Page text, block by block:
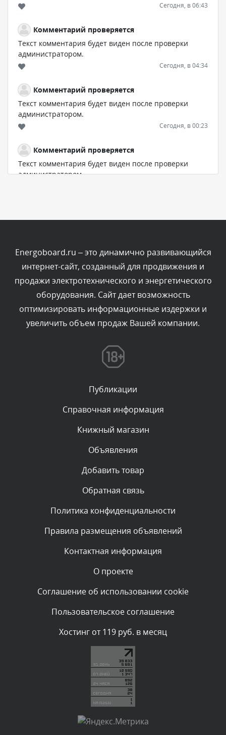
Сегодня, в 06:43
Комментарий проверяется
Текст комментария будет виден после проверки
администратором.
Сегодня, в 04:34
Комментарий проверяется
Текст комментария будет виден после проверки
администратором.
Сегодня, в 00:23
Комментарий проверяется
Текст комментария будет виден после проверки
администратором.
Комментарий проверяется
Текст комментария будет виден после проверки
администратором.
Вчера, в 20:07
Комментарий проверяется
Текст комментария будет виден после проверки
Комментарий проверяется
Текст комментария будет виден после проверки
администратором.
Комментарий проверяется
администратором.
Комментарий проверяется
администратором.
Комментарий проверяется
администратором.
Комментарий проверяется
Текст комментария будет виден после проверки
Комментарий проверяется
Текст комментария будет виден после проверки
администратором.
Energoboard.ru – это динамично развивающийся
интернет-сайт, созданный для продвижения и
продажи электротехнического и энергетического
оборудования. Сайт дает возможность
оптимизировать информационные издержки и
увеличить объем продаж Вашей компании.
Публикации
Справочная информация
Книжный магазин
Объявления
Добавить товар
Обратная связь
Политика конфиденциальности
Правила размещения объявлений
Контактная информация
О проекте
Соглашение об использовании cookie
Пользовательское соглашение
Хостинг от 119 руб. в месяц